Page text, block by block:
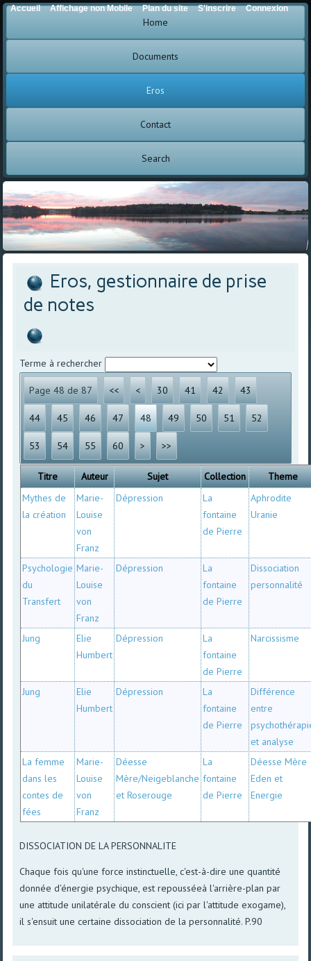
Home
Documents
Eros
Contact
Search
Eros, gestionnaire de prise
de notes
Terme à rechercher
Page 48 de 87 << < 30 41 42 43
44 45 46 47 48 49 50 51 52
53 54 55 60 > >>
Titre Auteur Sujet Collection
Theme
Mythes de
la création
Marie-
Louise
von
Franz
Dépression
La
fontaine
de Pierre
Aphrodite
Uranie
Psychologie
du
Transfert
Marie-
Louise
von
Franz
Dépression
La
fontaine
de Pierre
Dissociation
personnalité
Jung
Elie
Humbert
Dépression
La
fontaine
de Pierre
Narcissisme
Jung
Elie
Humbert
Dépression
La
fontaine
de Pierre
Différence
entre
et analyse
La femme
dans les
contes de
fées
Marie-
Louise
von
Franz
Déesse
Mère/Neigeblanche
et Roserouge
La
fontaine
de Pierre
Déesse Mère
Eden et
Energie
DISSOCIATION DE LA PERSONNALITE
Chaque fois qu'une force instinctuelle, c'est-à-dire une quantité
donnée d'énergie psychique, est repousséeà l'arrière-plan par
une attitude unilatérale du conscient (ici par l'attitude exogame),
il s'ensuit une certaine dissociation de la personnalité. P.90
Accueil Affichage non Mobile Plan du site S'inscrire Connexion